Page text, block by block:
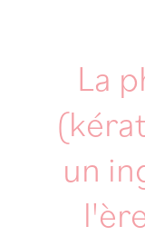
La
un